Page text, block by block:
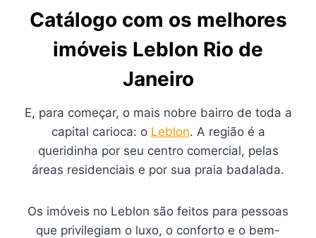
Catálogo com os melhores
imóveis Leblon Rio de
Janeiro
E, para começar, o mais nobre bairro de toda a
capital carioca: o Leblon. A região é a
queridinha por seu centro comercial, pelas
áreas residenciais e por sua praia badalada.
Os imóveis no Leblon são feitos para pessoas
que privilegiam o luxo, o conforto e o bem-